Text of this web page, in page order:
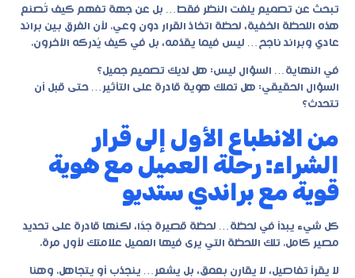
تبحث عن تصميم يلفت النظر فقط… بل عن جهة تفهم كيف تُصنع
هذه اللحظة الخفية، لحظة اتخاذ القرار دون وعي. لأن الفرق بين براند
عادي وبراند ناجح… ليس فيما يقدّمه، بل في كيف يُدركه الآخرون.
في النهاية… السؤال ليس: هل لديك تصميم جميل؟
السؤال الحقيقي: هل تملك هوية قادرة على التأثير… حتى قبل أن
تتحدث؟
من الانطباع الأول إلى قرار
الشراء: رحلة العميل مع هوية
قوية مع براندي ستديو
كل شيء يبدأ في لحظة… لحظة قصيرة جدًا، لكنها قادرة على تحديد
مصير كامل. تلك اللحظة التي يرى فيها العميل علامتك لأول مرة.
لا يقرأ تفاصيل، لا يقارن بعمق، بل يشعر… ينجذب أو يتجاهل. وهنا